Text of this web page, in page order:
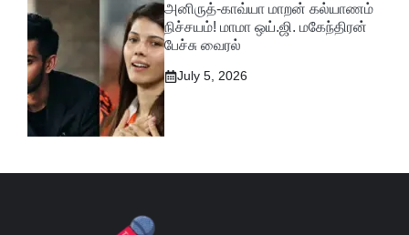
அனிருத்-காவ்யா மாறன் கல்யாணம்
நிச்சயம்! மாமா ஒய்.ஜி. மகேந்திரன்
பேச்சு வைரல்
July 5, 2026